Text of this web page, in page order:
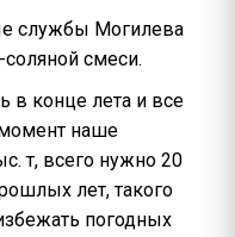
службы Могилева
соляной смеси.
в конце лета и все
наше
т, всего нужно 20
лет, такого
погодных